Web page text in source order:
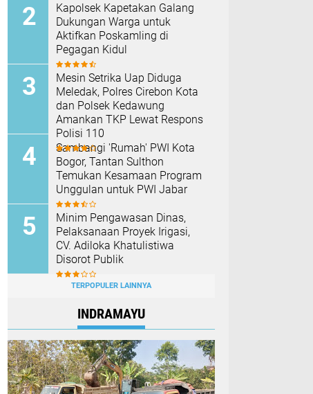
Kapolsek Kapetakan Galang
Dukungan Warga untuk
Aktifkan Poskamling di
Pegagan Kidul
Mesin Setrika Uap Diduga
Meledak, Polres Cirebon Kota
dan Polsek Kedawung
Amankan TKP Lewat Respons
Polisi 110
Sambangi 'Rumah' PWI Kota
Bogor, Tantan Sulthon
Temukan Kesamaan Program
Unggulan untuk PWI Jabar
Minim Pengawasan Dinas,
Pelaksanaan Proyek Irigasi,
CV. Adiloka Khatulistiwa
Disorot Publik
TERPOPULER LAINNYA
INDRAMAYU